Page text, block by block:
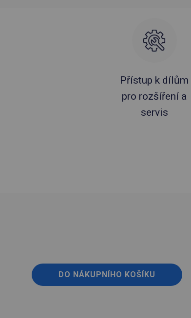
Přístup k dílům
pro rozšíření a
servis
DO NÁKUPNÍHO KOŠÍKU